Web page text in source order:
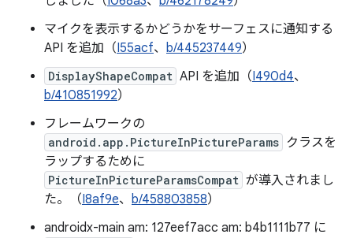
マイクを表示するかどうかをサーフェスに通知する
API を追加（I55acf、 b/445237449）
DisplayShapeCompat API を追加（I490d4、
b/410851992）
フレームワークの
android.app.PictureInPictureParams クラスを
ラップするために
PictureInPictureParamsCompat が導入されまし
た。（I8af9e、 b/458803858）
androidx-main am: 127eef7acc am: b4b1111b77 に